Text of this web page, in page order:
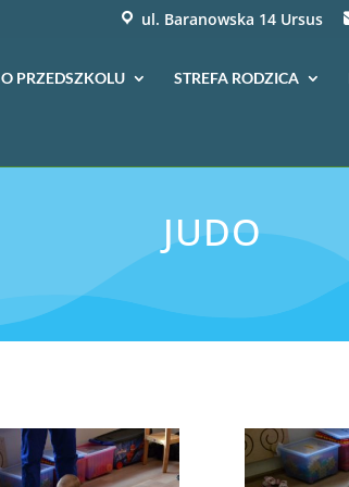
ul. Baranowska 14 Ursus
O PRZEDSZKOLU STREFA RODZICA
JUDO